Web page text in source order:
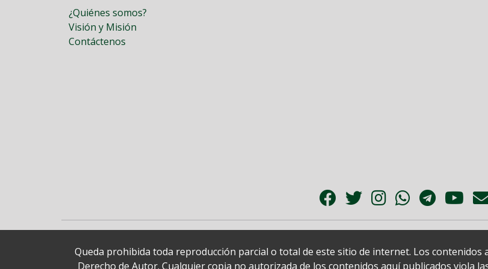
¿Quiénes somos?
Visión y Misión
Contáctenos
Queda prohibida toda reproducción parcial o total de este sitio de internet. Los
Derecho de Autor. Cualquier copia no autorizada de los contenidos aquí publicados viola